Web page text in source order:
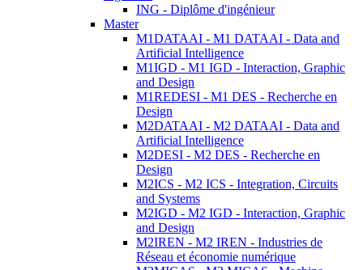
ING - Diplôme d'ingénieur
Master
M1DATAAI - M1 DATAAI - Data and
Artificial Intelligence
M1IGD - M1 IGD - Interaction, Graphic
and Design
M1REDESI - M1 DES - Recherche en
Design
M2DATAAI - M2 DATAAI - Data and
Artificial Intelligence
M2DESI - M2 DES - Recherche en
Design
M2ICS - M2 ICS - Integration, Circuits
and Systems
M2IGD - M2 IGD - Interaction, Graphic
and Design
M2IREN - M2 IREN - Industries de
Réseau et économie numérique